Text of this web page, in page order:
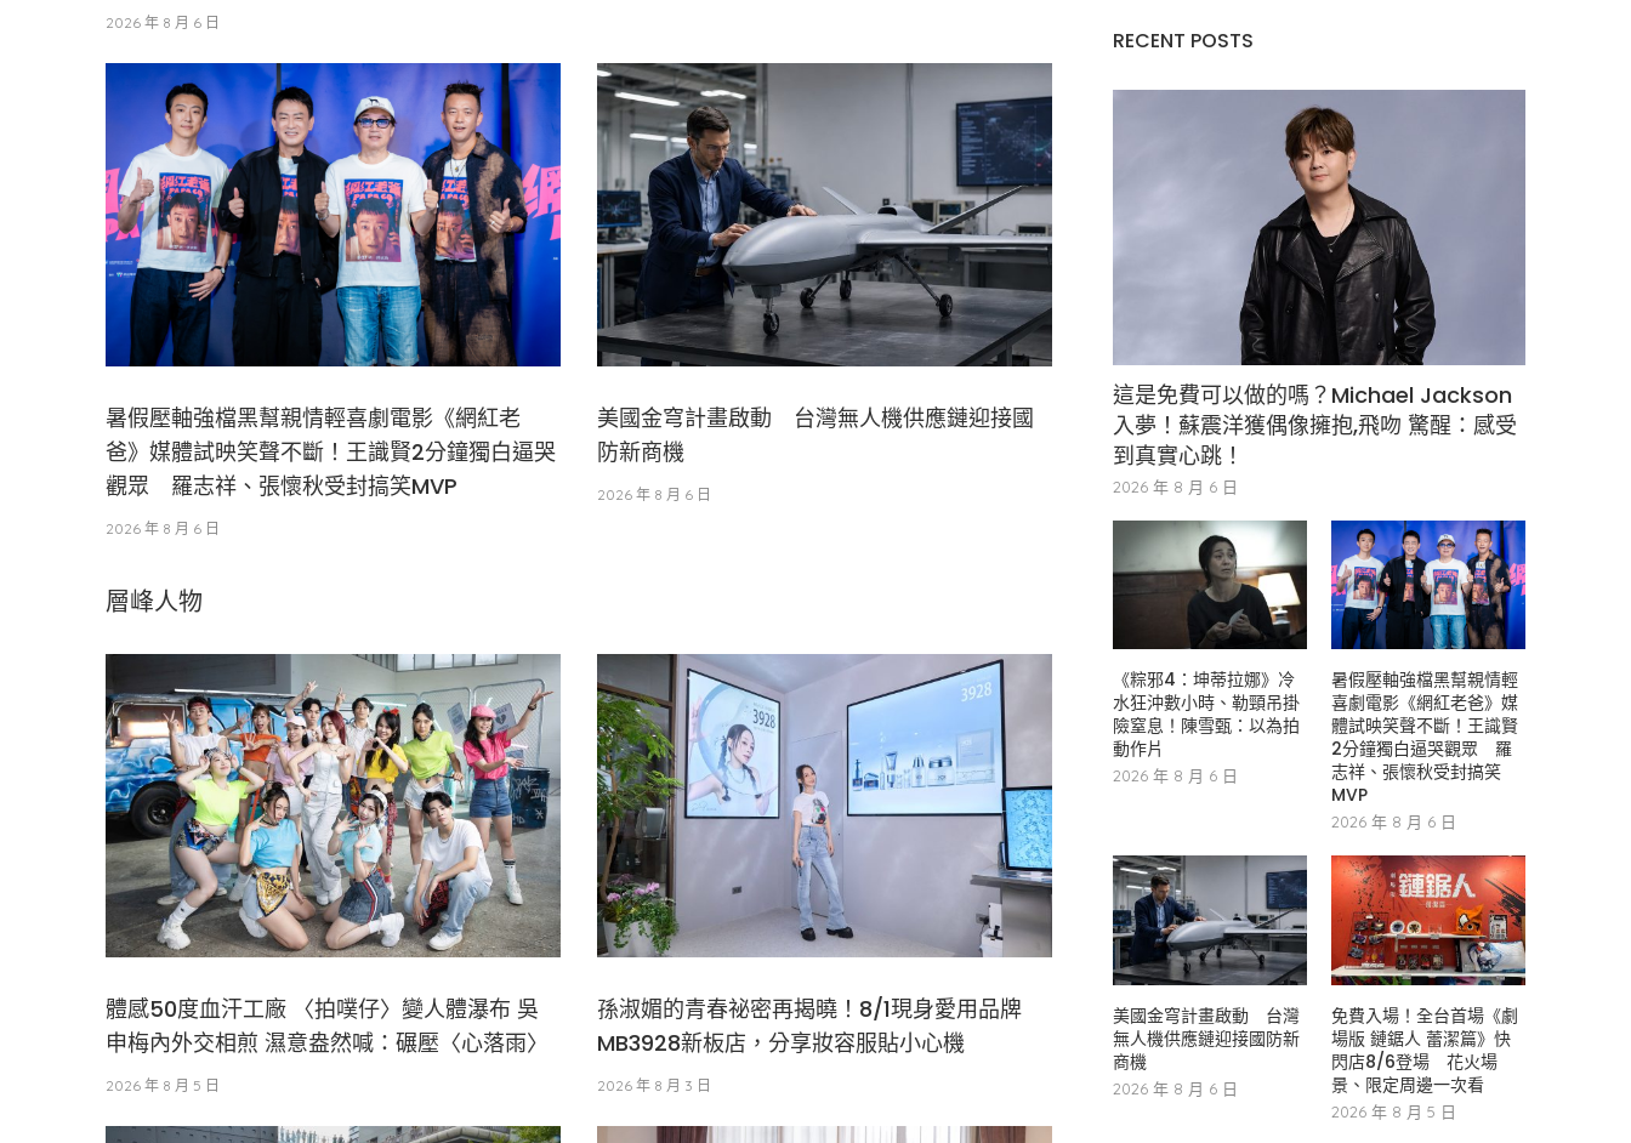
2026 年 8 月 6 日
暑假壓軸強檔黑幫親情輕喜劇電影《網紅老
爸》媒體試映笑聲不斷！王識賢2分鐘獨白逼哭
觀眾 羅志祥、張懷秋受封搞笑MVP
2026 年 8 月 6 日
美國金穹計畫啟動 台灣無人機供應鏈迎接國
防新商機
2026 年 8 月 6 日
層峰⼈物
體感50度血汗工廠 〈拍噗仔〉變人體瀑布 吳
申梅內外交相煎 濕意盎然喊：碾壓〈心落雨〉
2026 年 8 月 5 日
孫淑媚的青春祕密再揭曉！8/1現身愛用品牌
MB3928新板店，分享妝容服貼小心機
2026 年 8 月 3 日
RECENT POSTS
這是免費可以做的嗎？Michael Jackson
入夢！蘇震洋獲偶像擁抱,飛吻 驚醒：感受
到真實心跳！
2026 年 8 月 6 日
《粽邪4：坤蒂拉娜》冷
水狂沖數小時、勒頸吊掛
險窒息！陳雪甄：以為拍
動作片
2026 年 8 月 6 日
暑假壓軸強檔黑幫親情輕
喜劇電影《網紅老爸》媒
體試映笑聲不斷！王識賢
2分鐘獨白逼哭觀眾 羅
志祥、張懷秋受封搞笑
MVP
2026 年 8 月 6 日
美國金穹計畫啟動 台灣
無人機供應鏈迎接國防新
商機
2026 年 8 月 6 日
免費入場！全台首場《劇
場版 鏈鋸人 蕾潔篇》快
閃店8/6登場 花火場
景、限定周邊一次看
2026 年 8 月 5 日